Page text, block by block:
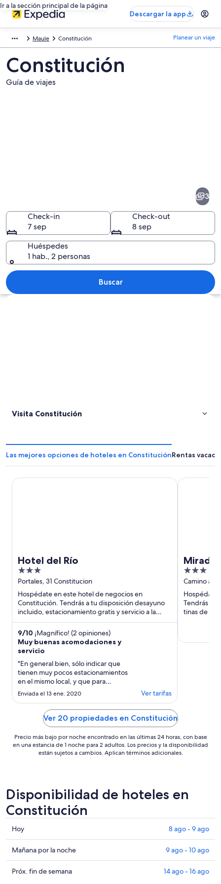
Ir a la sección principal de la página
Descargar la app
Maule Constitución Planear un viaje
Constitución
Guía de viajes
Una playa con olas rompiendo en la
3
Check-in
7 sep
Check-out
8 sep
Huéspedes
1 hab., 2 personas
Buscar
Explorar mapa
Visita Constitución
Las mejores opciones de hoteles en ConstituciónRentas
Hotel del Río
3
out
of
5
Portales, 31 Constitucion
Hospédate en este hotel de negocios en
Constitución. Tendrás a tu disposición desayuno
incluido, estacionamiento gratis y servicio a la
habitación. Estarás muy ...
9/10 ¡Magnífico! (2 opiniones)
Muy buenas acomodaciones y
servicio
"En general bien, sólo indicar que
tienen muy pocos estacionamientos
en el mismo local, y que para
compensar tienen un sitio en la
entrada o subida de ingreso no está
del todo bien hecha."
Enviada el 13 ene. 2020 Ver tarifas
Hotel del Río
Mirador
3
out
of
5
Camino a la
Maule
Hospédate
Tendrás a
tinas de
Mirador Las
Ver 20 propiedades en Constitución
Precio más bajo por noche encontrado en las últimas 24 horas, con base
en una estancia de 1 noche para 2 adultos. Los precios y la disponibilidad
están sujetos a cambios. Aplican términos adicionales.
Disponibilidad de hoteles en
Constitución
Consultar
precios
en
Constitución
para
Hoy 8 ago - 9 ago
Consultar
precios
en
Mañana por la noche 9 ago - 10 ago
Consultar
Próx. fin de semana 14 ago - 16 ago